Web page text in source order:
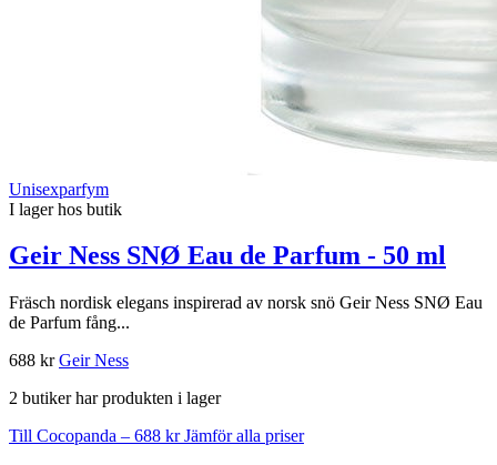
Unisexparfym
I lager hos butik
Geir Ness SNØ Eau de Parfum - 50 ml
Fräsch nordisk elegans inspirerad av norsk snö Geir Ness SNØ Eau
de Parfum fång...
688 krGeir Ness
2 butiker har produkten i lager
Till Cocopanda – 688 krJämför alla priser